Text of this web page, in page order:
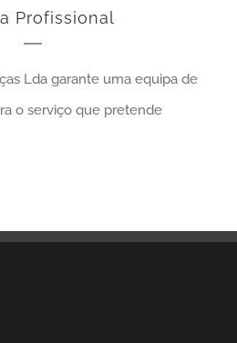
Profissional
Lda garante uma equipa de
o serviço que pretende